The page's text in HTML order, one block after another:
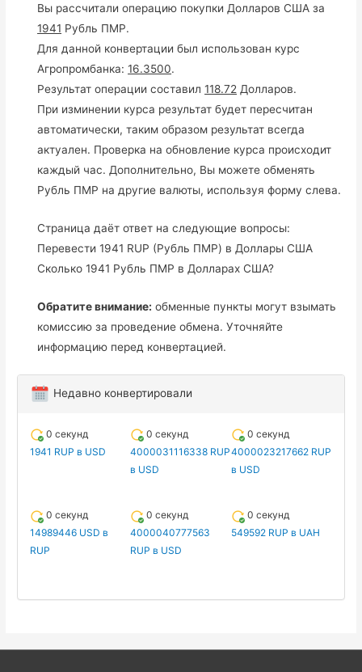
Вы рассчитали операцию покупки Долларов США за
1941 Рубль ПМР.
Для данной конвертации был использован курс
Агропромбанка:16.3500.
Результат операции составил118.72 Долларов.
При изминении курса результат будет пересчитан
автоматически, таким образом результат всегда
актуален. Проверка на обновление курса происходит
каждый час. Дополнительно, Вы можете обменять
Рубль ПМР на другие валюты, используя форму слева.
Страница даёт ответ на следующие вопросы:
Перевести 1941 RUP (Рубль ПМР) в Доллары США
Сколько 1941 Рубль ПМР в Долларах США?
Обратите внимание: обменные пункты могут взымать
комиссию за проведение обмена. Уточняйте
информацию перед конвертацией.
Недавно конвертировали
0 секунд
1941 RUP в USD
0 секунд
4000031116338 RUP
в USD
0 секунд
4000023217662 RUP
в USD
0 секунд
14989446 USD в
RUP
0 секунд
4000040777563
RUP в USD
0 секунд
549592 RUP в UAH